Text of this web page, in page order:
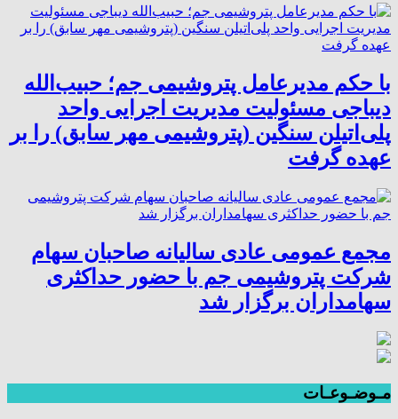
با حکم مدیرعامل پتروشیمی جم؛ حبیب‌الله
دیباجی مسئولیت مدیریت اجرایی واحد
پلی‌اتیلن سنگین (پتروشیمی مهر سابق) را بر
عهده گرفت
مجمع عمومی عادی سالیانه صاحبان سهام
شرکت پتروشیمی جم با حضور حداکثری
سهامداران برگزار شد
مـوضـوعـات